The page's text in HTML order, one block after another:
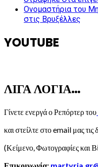
Ονομαστήρια του
στις Βρυξέλλες
YOUTUBE
ΛΙΓΑ ΛΟΓΙΑ…
Γίνετε ενεργά ο Ρεπόρτερ του
και στείλτε στο email μας τις
(Κείμενο, Φωτογραφίες και